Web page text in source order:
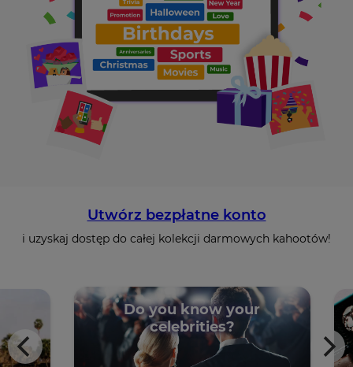
Utwórz bezpłatne konto
i uzyskaj dostęp do całej kolekcji darmowych kahootów!
Do you know your
celebrities?